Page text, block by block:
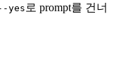
yes 로 prompt를 건너